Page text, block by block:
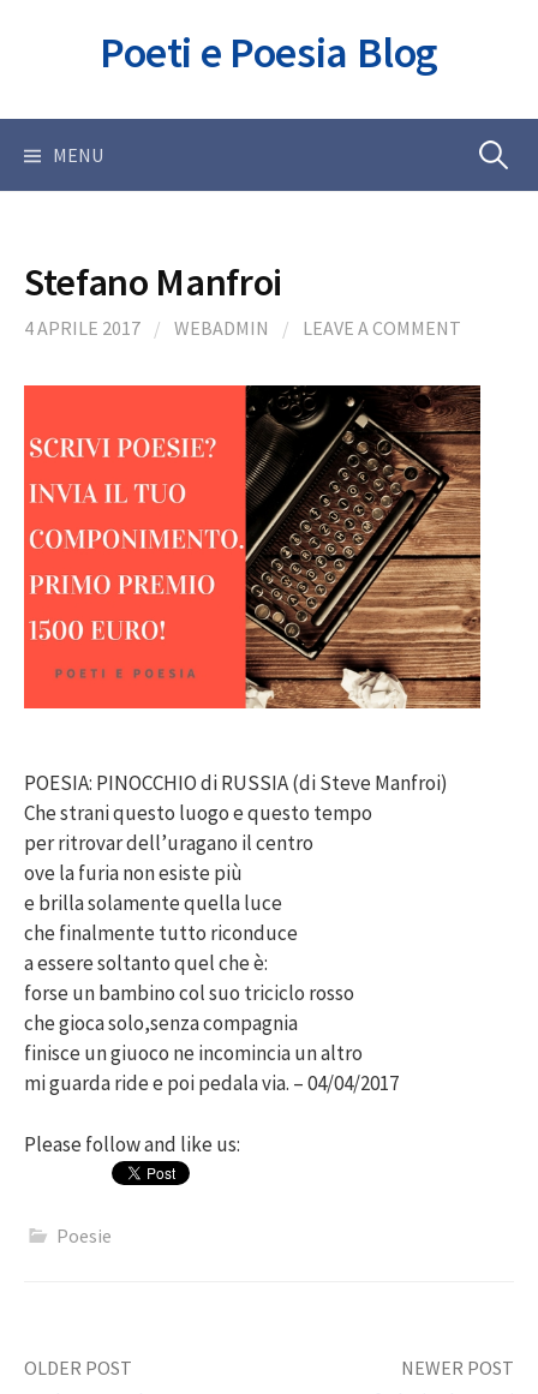
Poeti e Poesia Blog
MENU Ricerca
Stefano Manfroi
4 APRILE 2017 / WEBADMIN / LEAVE A COMMENT
POESIA: PINOCCHIO di RUSSIA (di Steve Manfroi)
Che strani questo luogo e questo tempo
per ritrovar dell’uragano il centro
ove la furia non esiste più
e brilla solamente quella luce
che finalmente tutto riconduce
a essere soltanto quel che è:
forse un bambino col suo triciclo rosso
che gioca solo,senza compagnia
finisce un giuoco ne incomincia un altro
mi guarda ride e poi pedala via. – 04/04/2017
Please follow and like us:
Poesie
Post
OLDER POST NEWER POST